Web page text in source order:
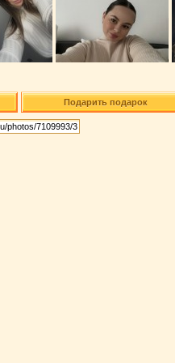
Подарить подарок